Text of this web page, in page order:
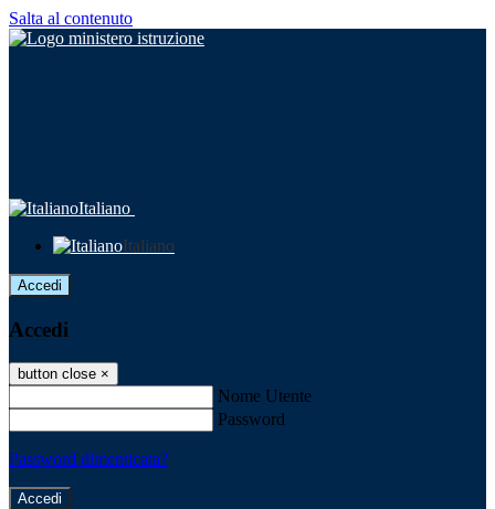
Salta al contenuto
Italiano
Italiano
Accedi
Accedi
button close ×
Nome Utente
Password
Password dimenticata?